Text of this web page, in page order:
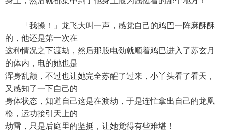
「我操！」龙飞大叫一声，感觉自己的鸡巴一阵麻酥酥
的，他还是第一次在
这种情况之下渡劫，然后那股电劲就顺着鸡巴进入了苏玄月
的体内，电的她也是
浑身乱颤，不过也让她完全苏醒了过来，小丫头看了看天，
又感知了一下自己的
身体状态，知道自己这是在渡劫，于是连忙拿出自己的龙凰
枪，运功接引天上的
劫雷，只是后庭里的坚挺，让她觉得有些难堪！